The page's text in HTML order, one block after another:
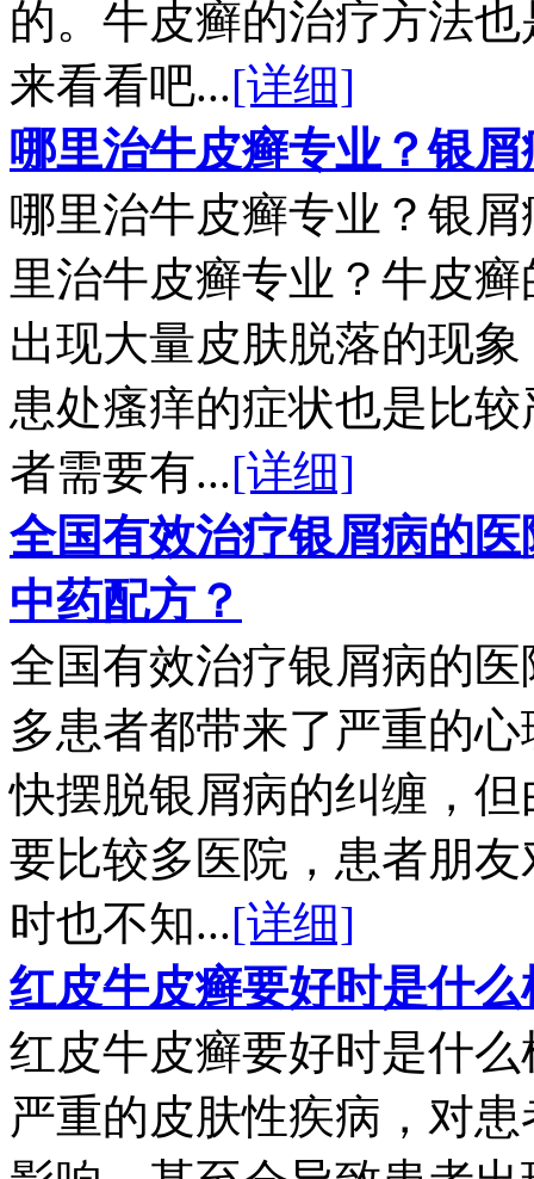
的。牛皮癣的治疗方法
来看看吧...[详细]
哪里治牛皮癣专业？银
哪里治牛皮癣专业？银
里治牛皮癣专业？牛皮
出现大量皮肤脱落的现
患处瘙痒的症状也是比
者需要有...[详细]
全国有效治疗银屑病的
中药配方？
全国有效治疗银屑病的
多患者都带来了严重的
快摆脱银屑病的纠缠，
要比较多医院，患者朋
时也不知...[详细]
红皮牛皮癣要好时是什么
红皮牛皮癣要好时是什
严重的皮肤性疾病，对